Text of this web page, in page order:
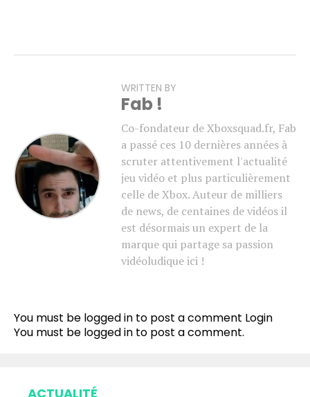
WRITTEN BY
Fab !
Co-fondateur de Xboxsquad.fr, Fab
a passé ces 10 dernières années à
scruter attentivement l'actualité
jeu vidéo et plus particulièrement
celle de Xbox. Auteur de milliers
de news, de centaines de vidéos il
est désormais un expert de la
marque qui partage sa passion
vidéoludique ici !
You must be logged in to post a comment Login
You must be logged in to post a comment.
ACTUALITÉ